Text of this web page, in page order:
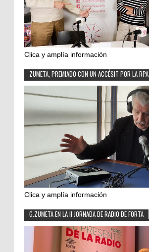
Clica y amplía información
ZUMETA, PREMIADO CON UN ACCÉSIT POR LA RPA
Clica y amplía información
G.ZUMETA EN LA II JORNADA DE RADIO DE FORTA